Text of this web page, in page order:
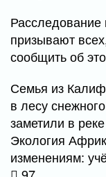
Расследование
призывают
сообщить об
Семья из
в лесу
заметили в
Экология
изменениям: